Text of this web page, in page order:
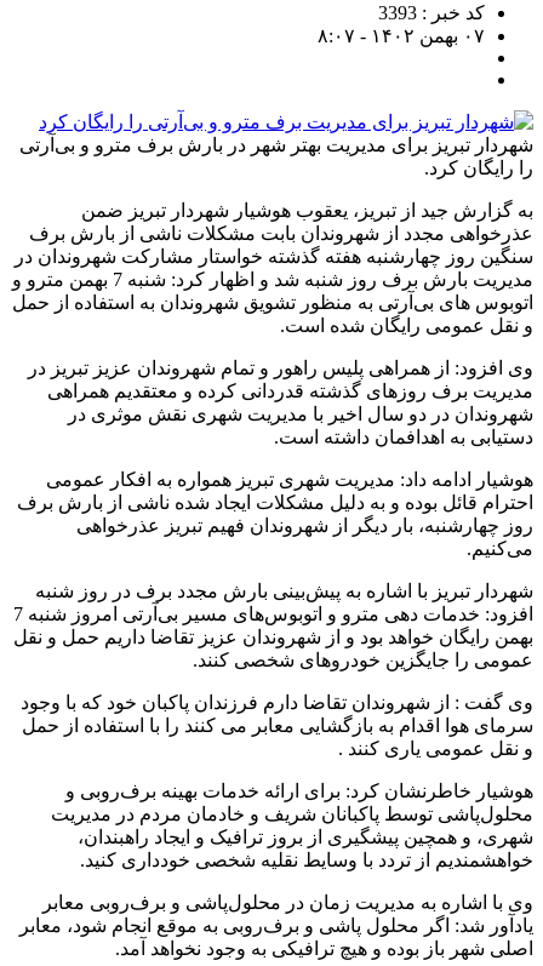
کد خبر : 3393
۰۷ بهمن ۱۴۰۲ - ۸:۰۷
شهردار تبریز برای مدیریت بهتر شهر در بارش برف مترو و بی‌آرتی
را رایگان کرد.
به گزارش جید از تبریز، یعقوب هوشیار شهردار تبریز ضمن
عذرخواهی مجدد از شهروندان بابت مشکلات ناشی از بارش برف
سنگین روز چهارشنبه هفته گذشته خواستار مشارکت شهروندان در
مدیریت بارش برف روز شنبه شد و اظهار کرد: شنبه 7 بهمن مترو و
اتوبوس های بی‌آرتی به منظور تشویق شهروندان به استفاده از حمل
و نقل عمومی رایگان شده است.
وی افزود: از همراهی پلیس راهور و تمام شهروندان عزیز تبریز در
مدیریت برف روزهای گذشته قدردانی کرده و معتقدیم همراهی
شهروندان در دو سال اخیر با مدیریت شهری نقش موثری در
دستیابی به اهدافمان داشته است.
هوشیار ادامه داد: مدیریت شهری تبریز همواره به افکار عمومی
احترام قائل بوده و به دلیل مشکلات ایجاد شده ناشی از بارش برف
روز چهارشنبه، بار دیگر از شهروندان فهیم تبریز عذرخواهی
می‌کنیم.
شهردار تبریز با اشاره به پیش‌بینی بارش مجدد برف در روز شنبه
افزود: خدمات دهی مترو و اتوبوس‌های مسیر بی‌آرتی امروز شنبه 7
بهمن رایگان خواهد بود و از شهروندان عزیز تقاضا داریم حمل و نقل
عمومی را جایگزین خودروهای شخصی کنند.
وی گفت : از شهروندان تقاضا دارم فرزندان پاکبان خود که با وجود
سرمای هوا اقدام به بازگشایی معابر می کنند را با استفاده از حمل
و نقل عمومی یاری کنند .
هوشیار خاطرنشان کرد: برای ارائه خدمات بهینه برف‌روبی و
محلول‌پاشی توسط پاکبانان شریف و خادمان مردم در مدیریت
شهری، و همچین پیشگیری از بروز ترافیک و ایجاد راهبندان،
خواهشمندیم از تردد با وسایط نقلیه شخصی خودداری کنید.
وی با اشاره به مدیریت زمان در محلول‌پاشی و برف‌روبی معابر
یادآور شد: اگر محلول پاشی و برف‌روبی به موقع انجام شود، معابر
اصلی شهر باز بوده و هیچ ترافیکی به وجود نخواهد آمد.